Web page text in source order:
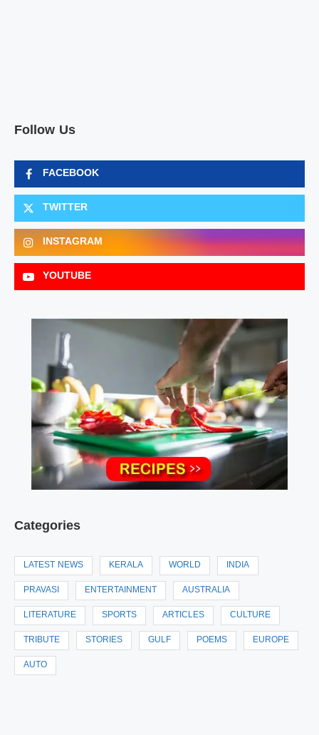
Follow Us
FACEBOOK
TWITTER
INSTAGRAM
YOUTUBE
Categories
LATEST NEWS KERALA WORLD INDIA
PRAVASI ENTERTAINMENT AUSTRALIA
LITERATURE SPORTS ARTICLES CULTURE
TRIBUTE STORIES GULF POEMS EUROPE
AUTO